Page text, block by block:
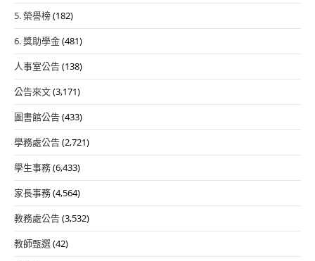
5. 榮譽榜(182)
6. 獎助學金(481)
人事室公告(138)
公告來文(3,171)
圖書館公告(433)
學務處公告(2,721)
學生事務(6,433)
家長事務(4,564)
教務處公告(3,532)
教師甄選(42)